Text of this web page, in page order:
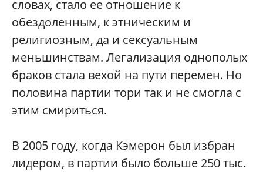
словах, стало ее отношение к
обездоленным, к этническим и
религиозным, да и сексуальным
меньшинствам. Легализация однополых
браков стала вехой на пути перемен. Но
половина партии тори так и не смогла с
этим смириться.
В 2005 году, когда Кэмерон был избран
лидером, в партии было больше 250 тыс.